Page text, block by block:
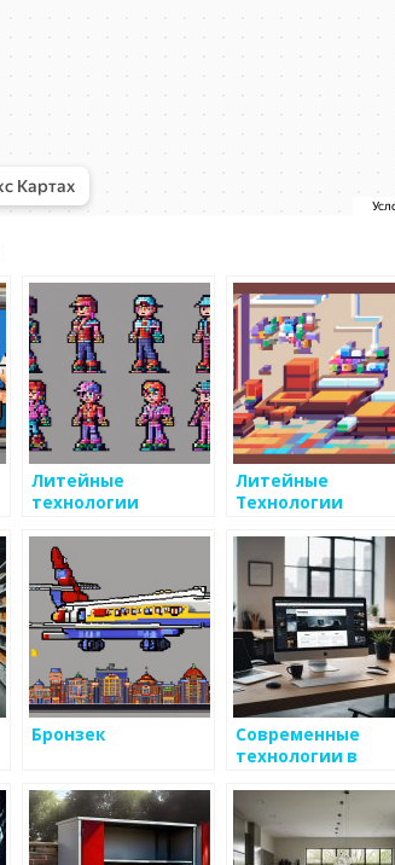
Литейные
технологии
Литейные
Технологии
Бронзек
Современные
технологии в
металлоизделий